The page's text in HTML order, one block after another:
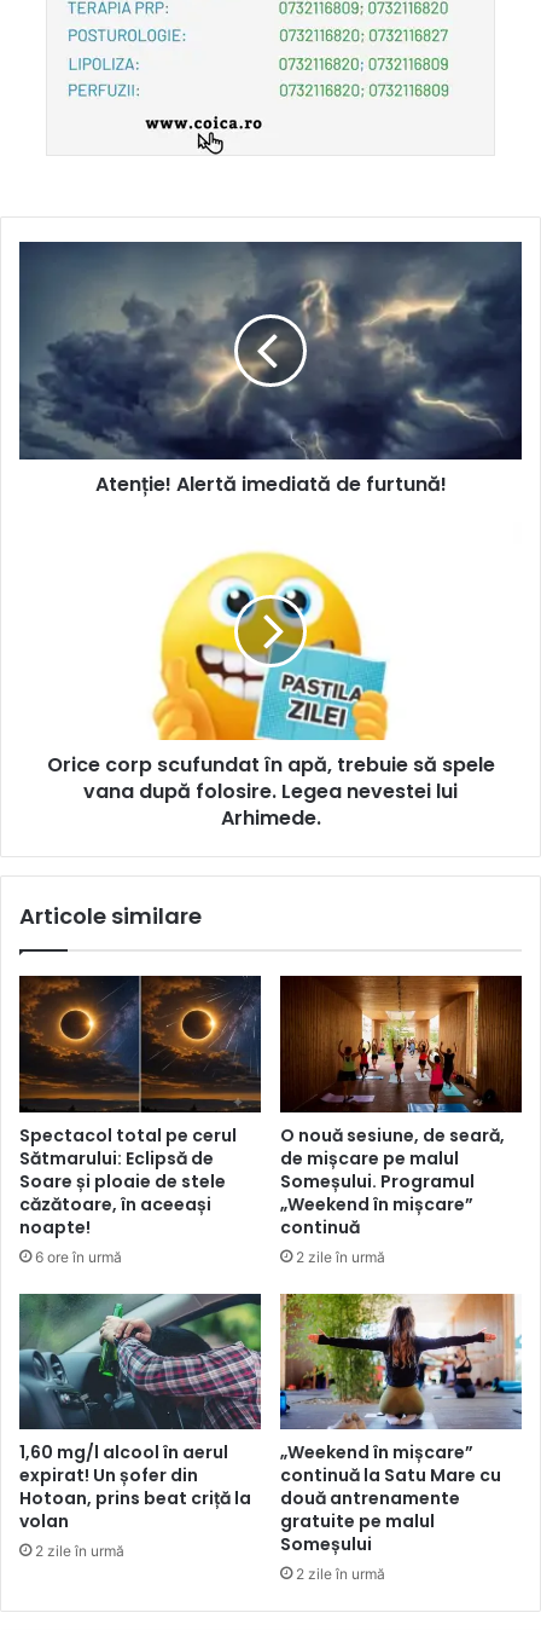
Atenție! Alertă imediată de furtună!
Orice corp scufundat în apă, trebuie să spele
vana după folosire. Legea nevestei lui
Arhimede.
Articole similare
Spectacol total pe cerul
Sătmarului: Eclipsă de
Soare și ploaie de stele
căzătoare, în aceeași
noapte!
6 ore în urmă
O nouă sesiune, de seară,
de mișcare pe malul
Someșului. Programul
„Weekend în mișcare”
continuă
2 zile în urmă
1,60 mg/l alcool în aerul
expirat! Un șofer din
Hotoan, prins beat criță la
volan
2 zile în urmă
„Weekend în mișcare”
continuă la Satu Mare cu
două antrenamente
gratuite pe malul
Someșului
2 zile în urmă